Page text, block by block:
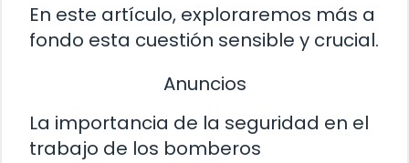
En este artículo, exploraremos más a
fondo esta cuestión sensible y crucial.
Anuncios
La importancia de la seguridad en el
trabajo de los bomberos